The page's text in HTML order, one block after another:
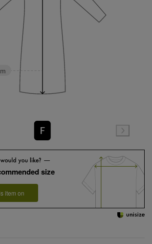
F
size
item on